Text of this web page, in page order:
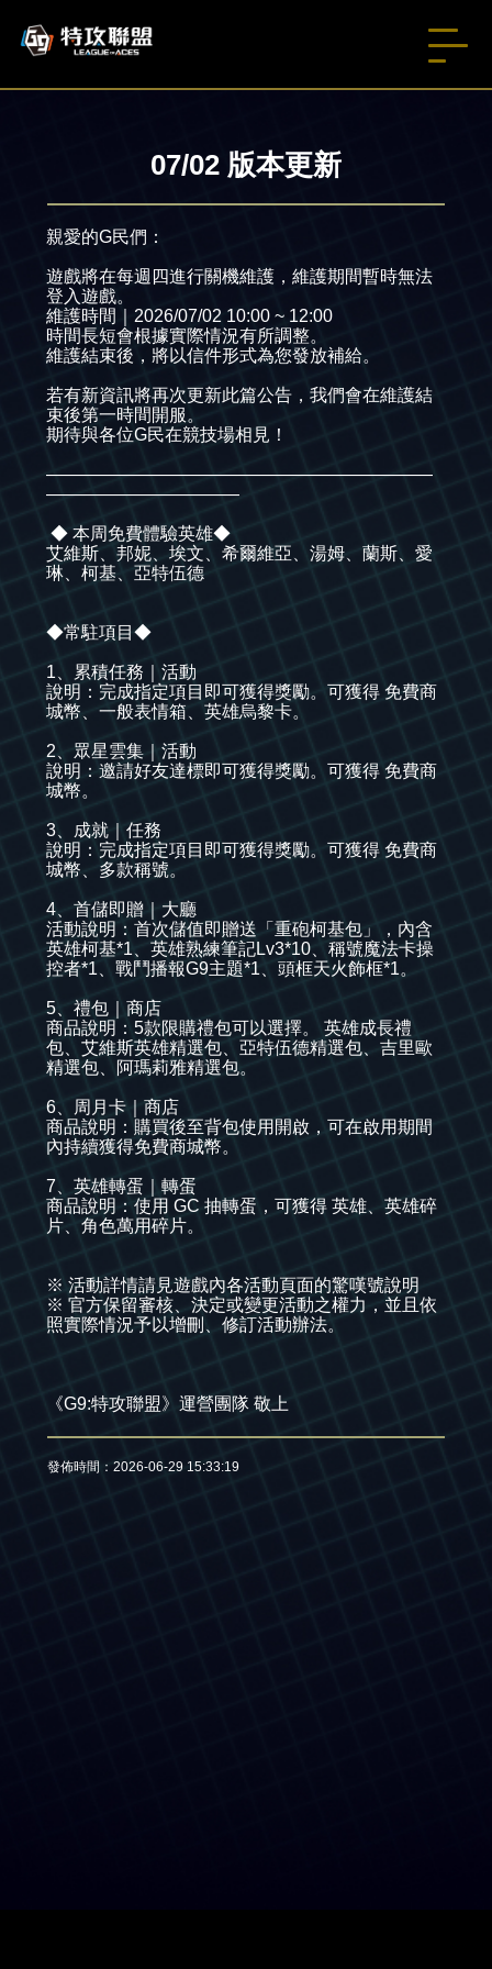
07/02 版本更新
親愛的G民們：
遊戲將在每週四進行關機維護，維護期間暫時無法
登入遊戲。
維護時間｜2026/07/02 10:00 ~ 12:00
時間長短會根據實際情況有所調整。
維護結束後，將以信件形式為您發放補給。
若有新資訊將再次更新此篇公告，我們會在維護結
束後第一時間開服。
期待與各位G民在競技場相見！
——————————————————————
———————————
◆ 本周免費體驗英雄◆
艾維斯、邦妮、埃文、希爾維亞、湯姆、蘭斯、愛
琳、柯基、亞特伍德
◆常駐項目◆
1、累積任務｜活動
說明：完成指定項目即可獲得獎勵。可獲得 免費商
城幣、一般表情箱、英雄烏黎卡。
2、眾星雲集｜活動
說明：邀請好友達標即可獲得獎勵。可獲得 免費商
城幣。
3、成就｜任務
說明：完成指定項目即可獲得獎勵。可獲得 免費商
城幣、多款稱號。
4、首儲即贈｜大廳
活動說明：首次儲值即贈送「重砲柯基包」，內含
英雄柯基*1、英雄熟練筆記Lv3*10、稱號魔法卡操
控者*1、戰鬥播報G9主題*1、頭框天火飾框*1。
5、禮包｜商店
商品說明：5款限購禮包可以選擇。 英雄成長禮
包、艾維斯英雄精選包、亞特伍德精選包、吉里歐
精選包、阿瑪莉雅精選包。
6、周月卡｜商店
商品說明：購買後至背包使用開啟，可在啟用期間
內持續獲得免費商城幣。
7、英雄轉蛋｜轉蛋
商品說明：使用 GC 抽轉蛋，可獲得 英雄、英雄碎
片、角色萬用碎片。
※ 活動詳情請見遊戲內各活動頁面的驚嘆號說明
※ 官方保留審核、決定或變更活動之權力，並且依
照實際情況予以增刪、修訂活動辦法。​
《G9:特攻聯盟》運營團隊 敬上
發佈時間：2026-06-29 15:33:19